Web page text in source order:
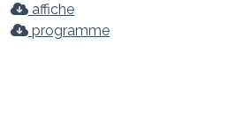
affiche
programme